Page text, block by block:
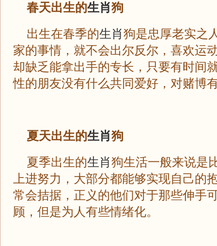
春天出生的生肖狗
出生在春季的生肖狗是忠厚老实之
家的事情，就不会出尔反尔，喜欢运
却缺乏能拿出手的专长，只要有时间
性的朋友没有什么共同爱好，对赌博
夏天出生的生肖狗
夏季出生的生肖狗生活一般来说是
上进努力，大部分都能够实现自己的
常会拮据，正义的他们对于那些伸手
顾，但是为人有些情绪化。